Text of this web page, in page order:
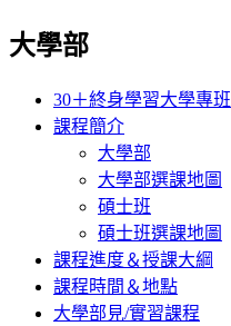
大學部
30＋終身學習大學專班
課程簡介
大學部
大學部選課地圖
碩士班
碩士班選課地圖
課程進度＆授課大綱
課程時間＆地點
大學部見/實習課程